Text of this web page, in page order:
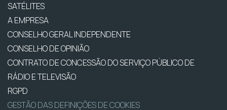
SATÉLITES
A EMPRESA
CONSELHO GERAL INDEPENDENTE
CONSELHO DE OPINIÃO
CONTRATO DE CONCESSÃO DO SERVIÇO PÚBLICO DE
RÁDIO E TELEVISÃO
RGPD
GESTÃO DAS DEFINIÇÕES DE COOKIES